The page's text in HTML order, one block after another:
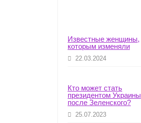
Известные женщины,
которым изменяли
22.03.2024
Кто может стать
президентом Украины
после Зеленского?
25.07.2023